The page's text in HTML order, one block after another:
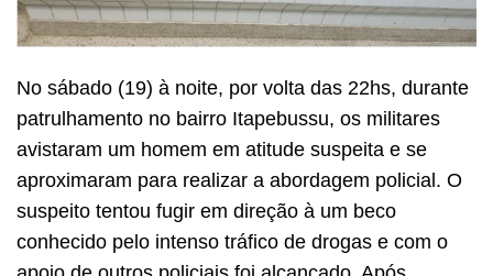
No sábado (19) à noite, por volta das 22hs, durante
patrulhamento no bairro Itapebussu, os militares
avistaram um homem em atitude suspeita e se
aproximaram para realizar a abordagem policial. O
suspeito tentou fugir em direção à um beco
conhecido pelo intenso tráfico de drogas e com o